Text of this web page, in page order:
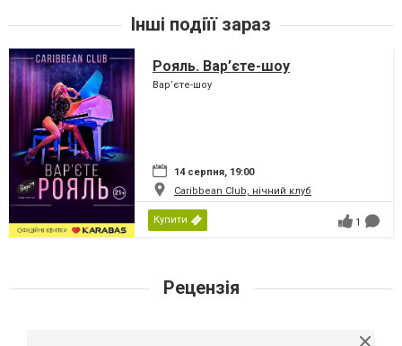
Інші подіїї зараз
Рояль. Вар’єте-шоу
Вар’єте-шоу
14 серпня, 19:00
Caribbean Club, нічний клуб
Купити 1
Рецензія